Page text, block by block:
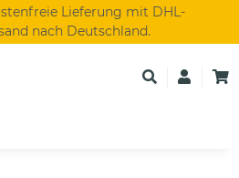
Lieferung mit DHL-
nach Deutschland.